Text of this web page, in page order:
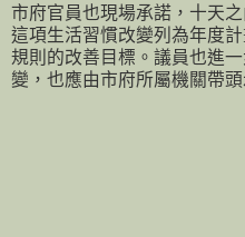
市府官員也現場承諾，十天
這項生活習慣改變列為年度
規則的改善目標。議員也進
變，也應由市府所屬機關帶頭